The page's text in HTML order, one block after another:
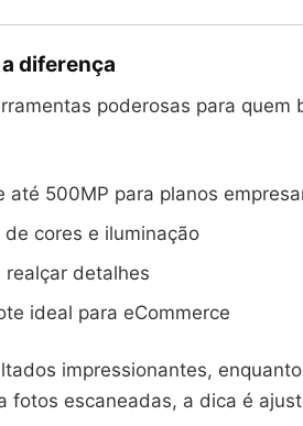
diferença
poderosas para quem
até 500MP para planos
cores e iluminação
realçar detalhes
ideal para eCommerce
impressionantes,
fotos escaneadas, a dica é